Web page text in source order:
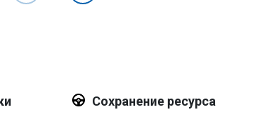
Сохранение ресурса